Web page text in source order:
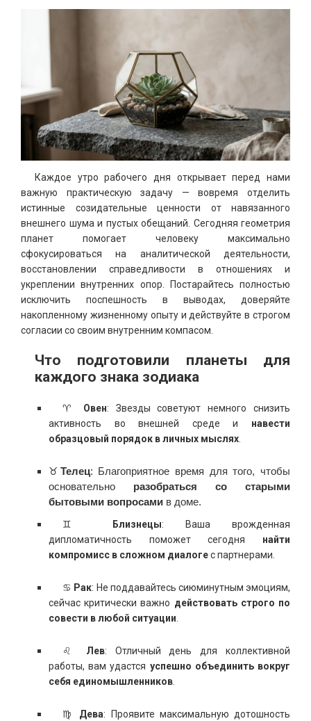
Каждое утро рабочего дня открывает перед нами
важную практическую задачу — вовремя отделить
истинные созидательные ценности от навязанного
внешнего шума и пустых обещаний. Сегодняя геометрия
планет помогает человеку максимально
сфокусироваться на аналитической деятельности,
восстановлении справедливости в отношениях и
укреплении внутренних опор. Постарайтесь полностью
исключить поспешность в выводах, доверяйте
накопленному жизненному опыту и действуйте в строгом
согласии со своим внутренним компасом.
Что подготовили планеты для
каждого знака зодиака
♈ Овен: Звезды советуют немного снизить
активность во внешней среде и навести
образцовый порядок в личных мыслях.
♉ Телец: Благоприятное время для того, чтобы
основательно разобраться со старыми
бытовыми вопросами в доме.
♊ Близнецы: Ваша врожденная
дипломатичность поможет сегодня найти
компромисс в сложном диалогес партнерами.
♋ Рак: Не поддавайтесь сиюминутным эмоциям,
сейчас критически важно действовать строго по
совести в любой ситуации.
♌ Лев: Отличный день для коллективной
работы, вам удастся успешно объединить вокруг
себя единомышленников.
♍ Дева: Проявите максимальную дотошность